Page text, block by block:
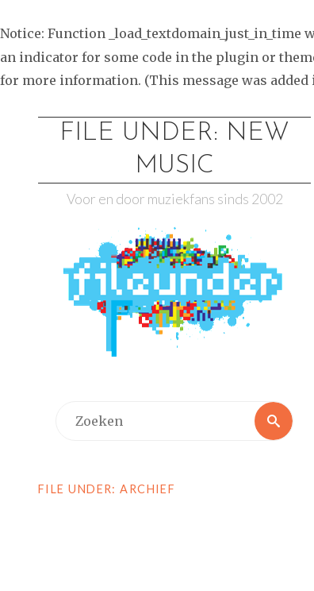
Notice: Function _load_textdomain_just_in_time
an indicator for some code in the plugin or
for more information. (This message was added
FILE UNDER: NEW
MUSIC
Voor en door muziekfans sinds 2002
Zoeken
FILE UNDER: ARCHIEF